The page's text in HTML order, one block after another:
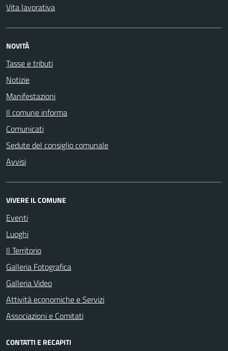
Vita lavorativa
NOVITÀ
Tasse e tributi
Notizie
Manifestazioni
Il comune informa
Comunicati
Sedute del consiglio comunale
Avvisi
VIVERE IL COMUNE
Eventi
Luoghi
Il Territorio
Galleria Fotografica
Galleria Video
Attività economiche e Servizi
Associazioni e Comitati
CONTATTI E RECAPITI